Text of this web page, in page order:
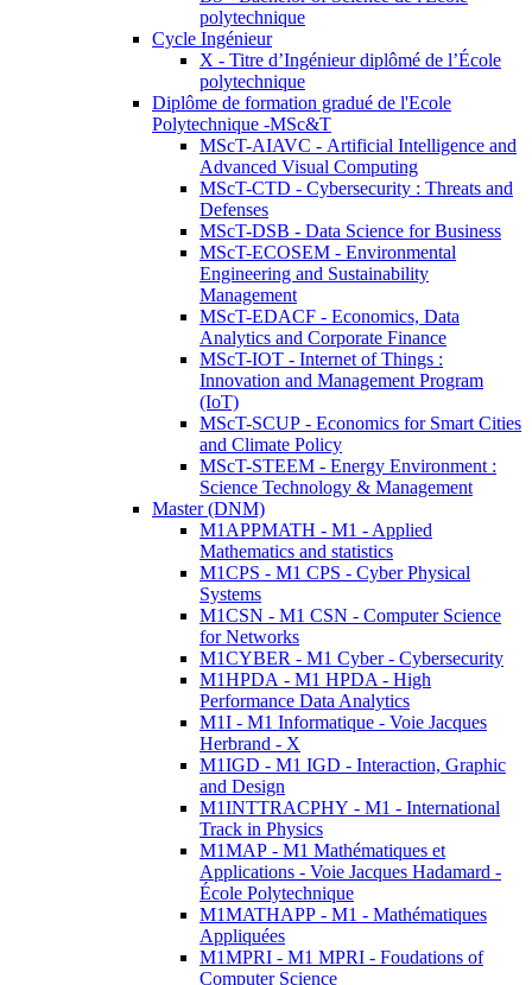
polytechnique
Cycle Ingénieur
X - Titre d’Ingénieur diplômé de l’École
polytechnique
Diplôme de formation gradué de l'Ecole
Polytechnique -MSc&T
MScT-AIAVC - Artificial Intelligence and
Advanced Visual Computing
MScT-CTD - Cybersecurity : Threats and
Defenses
MScT-DSB - Data Science for Business
MScT-ECOSEM - Environmental
Engineering and Sustainability
Management
MScT-EDACF - Economics, Data
Analytics and Corporate Finance
MScT-IOT - Internet of Things :
Innovation and Management Program
(IoT)
MScT-SCUP - Economics for Smart Cities
and Climate Policy
MScT-STEEM - Energy Environment :
Science Technology & Management
Master (DNM)
M1APPMATH - M1 - Applied
Mathematics and statistics
M1CPS - M1 CPS - Cyber Physical
Systems
M1CSN - M1 CSN - Computer Science
for Networks
M1CYBER - M1 Cyber - Cybersecurity
M1HPDA - M1 HPDA - High
Performance Data Analytics
M1I - M1 Informatique - Voie Jacques
Herbrand - X
M1IGD - M1 IGD - Interaction, Graphic
and Design
M1INTTRACPHY - M1 - International
Track in Physics
M1MAP - M1 Mathématiques et
Applications - Voie Jacques Hadamard -
École Polytechnique
M1MATHAPP - M1 - Mathématiques
Appliquées
M1MPRI - M1 MPRI - Foudations of
Computer Science